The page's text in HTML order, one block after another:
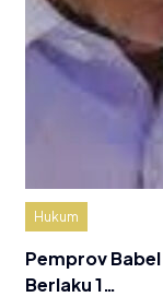
Hukum
Pemprov
Berlaku 1…